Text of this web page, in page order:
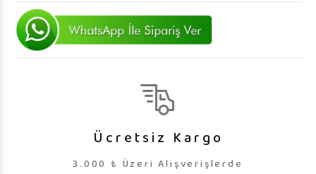
Ücretsiz Kargo
3.000 ₺ Üzeri Alışverişlerde